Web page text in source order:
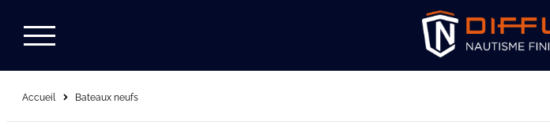
Accueil Bateaux neufs